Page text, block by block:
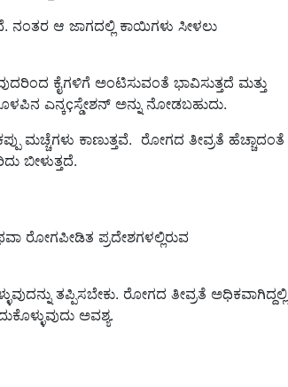
ನಂತರ ಆ ಜಾಗದಲ್ಲಿ ಕಾಯಿಗಳು ಸೀಳಲು
ಕೈಗಳಿಗೆ ಅಂಟಿಸುವಂತೆ ಭಾವಿಸುತ್ತದೆ ಮತ್ತು
ಎನ್ಕçಸ್ಡೇಶನ್ ಅನ್ನು ನೋಡಬಹುದು.
ಮಚ್ಚೆಗಳು ಕಾಣುತ್ತವೆ. ರೋಗದ ತೀವ್ರತೆ ಹೆಚ್ಚಾದಂತೆ
ಬೀಳುತ್ತದೆ.
ರೋಗಪೀಡಿತ ಪ್ರದೇಶಗಳಲ್ಲಿರುವ
ತಪ್ಪಿಸಬೇಕು. ರೋಗದ ತೀವ್ರತೆ ಅಧಿಕವಾಗಿದ್ದಲ್ಲಿ
ಅವಶ್ಯ.